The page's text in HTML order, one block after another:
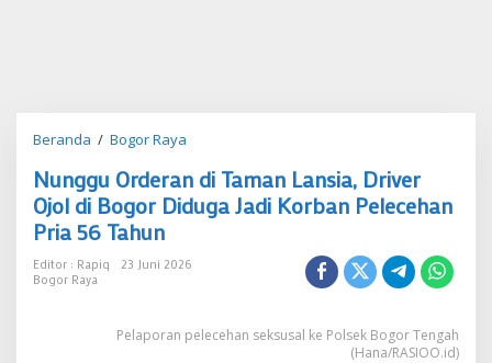
Beranda / Bogor Raya
di
Taman
Lansia,
Ojol
Jadi
Nunggu Orderan di Taman Lansia, Driver
Ojol di Bogor Diduga Jadi Korban Pelecehan
Pria 56 Tahun
Editor : Rapiq
23 Juni 2026
Bogor Raya
Pelaporan pelecehan seksusal ke Polsek Bogor Tengah
(Hana/RASIOO.id)